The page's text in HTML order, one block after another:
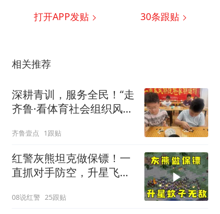
打开APP发贴 30条跟贴
相关推荐
深耕青训，服务全民！“走
齐鲁·看体育社会组织风
齐鲁壹点 1跟贴
红警灰熊坦克做保镖！一
直抓对手防空，升星飞兵
08说红警 25跟贴